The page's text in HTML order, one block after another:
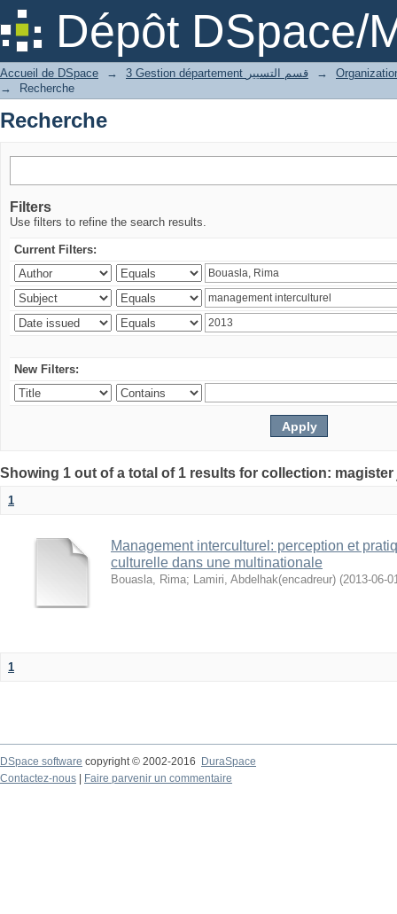
Dépôt DSpace/
Recherche
Accueil de DSpace → 3 Gestion département قسم التسيير
→
→
Recherche
Recherche
Filters
Use filters to refine the search results.
Current Filters:
New Filters:
1
Management interculturel: perception et
culturelle dans une multinationale
Bouasla, Rima; Lamiri, Abdelhak(encadreur) (2013-06-
1
DSpace software copyright © 2002-2016
DuraSpace
Contactez-nous
Faire parvenir un commentaire